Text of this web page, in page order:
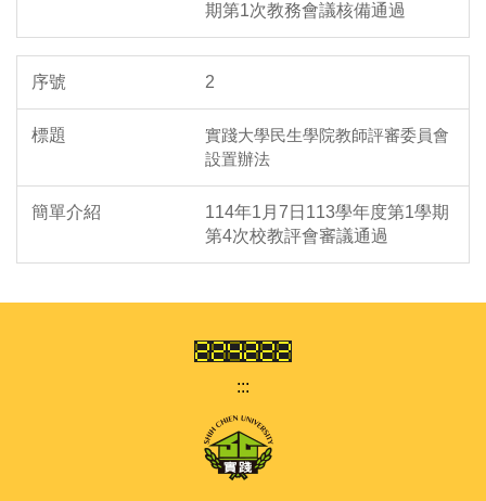
期第1次教務會議核備通過
2
實踐大學民生學院教師評審委員會
設置辦法
114年1月7日113學年度第1學期
第4次校教評會審議通過
:::